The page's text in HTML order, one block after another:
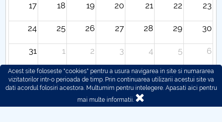
17 18 19 20 21 22 23
24 25 26 27 28 29 30
31 1 2 3 4 5 6
Acest site foloseste "cookies" pentru a usura navigarea in site si numararea
vizitatorilor intr-o perioada de timp. Prin continuarea utilizarii acestui site va
dati acordul folosiri acestora. Multumim pentru intelegere. Apasati aici pentru
mai multe informatii.